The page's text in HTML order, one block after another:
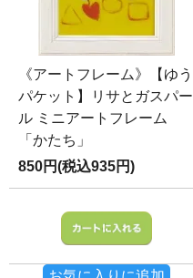
《アートフレーム》【ゆう
パケット】リサとガスパー
ル ミニアートフレーム
「かたち」
850円(税込935円)